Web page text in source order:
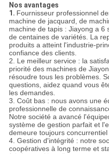
Nos avantages
1. Fournisseur professionnel
machine de jacquard, de
machine de tapis : Jiayong a 6
de centaines de variétés. La
produits a atteint l'industrie-
confiance des clients.
2. Le meilleur service : la
priorité des machines de
résoudre tous les problèmes.
questions, aidez quand vous
les demandes.
3. Coût bas : nous avons une
professionnelle de
Notre société a avancé
système de gestion parfait et
demeure toujours concurrentiel
4. Gestion d'intégrité : notre
coopératives à long terme et